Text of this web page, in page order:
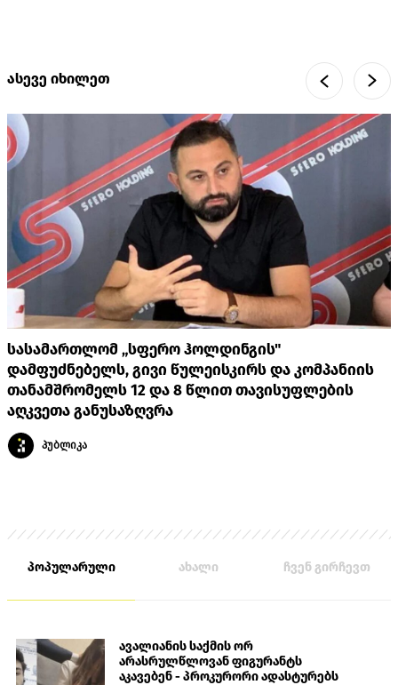
ასევე იხილეთ
სასამართლომ „სფერო ჰოლდინგის"
დამფუძნებელს, გივი წულეისკირს და კომპანიის
თანამშრომელს 12 და 8 წლით თავისუფლების
აღკვეთა განუსაზღვრა
პუბლიკა
პოპულარული ახალი ჩვენ გირჩევთ
ავალიანის საქმის ორ
არასრულწლოვან ფიგურანტს
აკავებენ - პროკურორი ადასტურებს